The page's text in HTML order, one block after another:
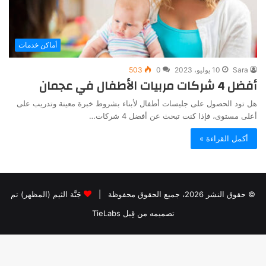
أماكن خدمات
Sara 10 يوليو، 2023 0
503
أفضل 4 شركات مربيات الأطفال في عجمان
هل تود الحصول على جليسات أطفال لأبناء بشروط خبرة معينة وتدريب على
أعلى مستوى، فإذا كنت تبحث عن أفضل 4 شركات…
أكمل القراءة »
© حقوق النشر 2026، جميع الحقوق محفوظة |
جَنَّة الثيم (المظهر) تم
تصميمه من قِبل TieLabs